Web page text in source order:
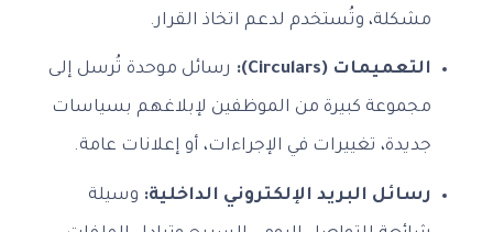
مشكلة، وتُستخدم لدعم اتخاذ القرار.
التعميمات (Circulars): رسائل موحدة تُرسل إلى
مجموعة كبيرة من الموظفين لإبلاغهم بسياسات
جديدة، تغييرات في الإجراءات، أو إعلانات عامة.
رسائل البريد الإلكتروني الداخلية: وسيلة